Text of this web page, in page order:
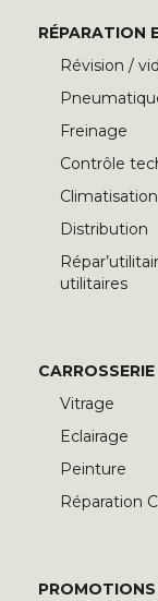
RÉPARATION
Révision /
Freinage
Contrôle
Climatisation
Distribution
utilitaires
CARROSSERIE
Vitrage
Eclairage
Peinture
Réparation